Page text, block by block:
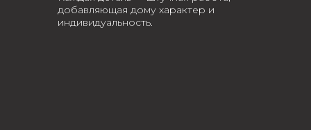
добавляющая дому характер и
индивидуальность.